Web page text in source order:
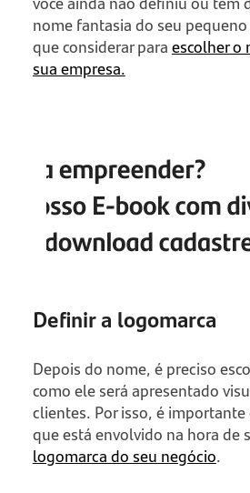
nome fantasia do seu
que considerar paraescolher o
sua empresa.
Definir a logomarca
Depois do nome, é preciso
como ele será apresentado
clientes. Por isso, é
que está envolvido na hora de
logomarca do seu negócio.